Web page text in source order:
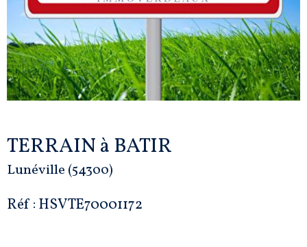
TERRAIN à BATIR
Lunéville (54300)
Réf : HSVTE70001172